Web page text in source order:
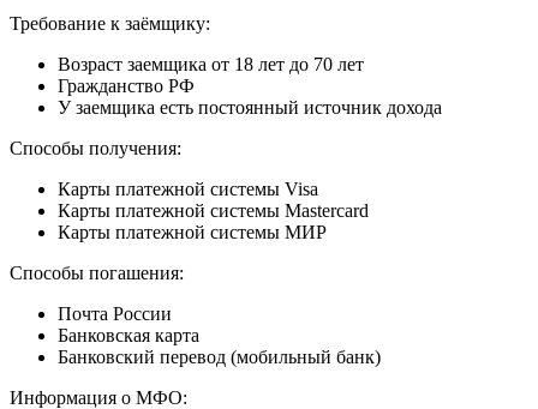
Требование к заёмщику:
Возраст заемщика от 18 лет до 70 лет
Гражданство РФ
У заемщика есть постоянный источник дохода
Способы получения:
Карты платежной системы Visa
Карты платежной системы Mastercard
Карты платежной системы МИР
Способы погашения:
Почта России
Банковская карта
Банковский перевод (мобильный банк)
Информация о МФО: